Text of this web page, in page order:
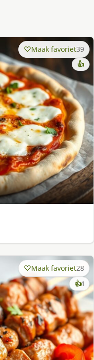
Maak favoriet39
👍
Maak favoriet28
👍1